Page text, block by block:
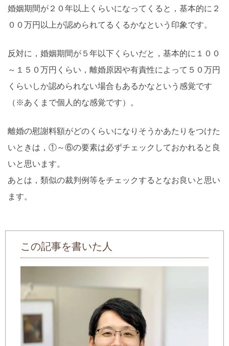
婚姻期間が２０年以上くらいになってくると，基本的に２
００万円以上が認められてるくるかなという印象です。
反対に，婚姻期間が５年以下くらいだと，基本的に１００
～１５０万円くらい，離婚原因や有責性によって５０万円
くらいしか認められない場合もあるかなという感覚です
（※あくまで個人的な感覚です）。
離婚の慰謝料額がどのくらいになりそうかあたりをつけた
いときは，①～⑥の要素は必ずチェックしておかれると良
いと思います。
あとは，類似の裁判例等をチェックするとなお良いと思い
ます。
この記事を書いた人